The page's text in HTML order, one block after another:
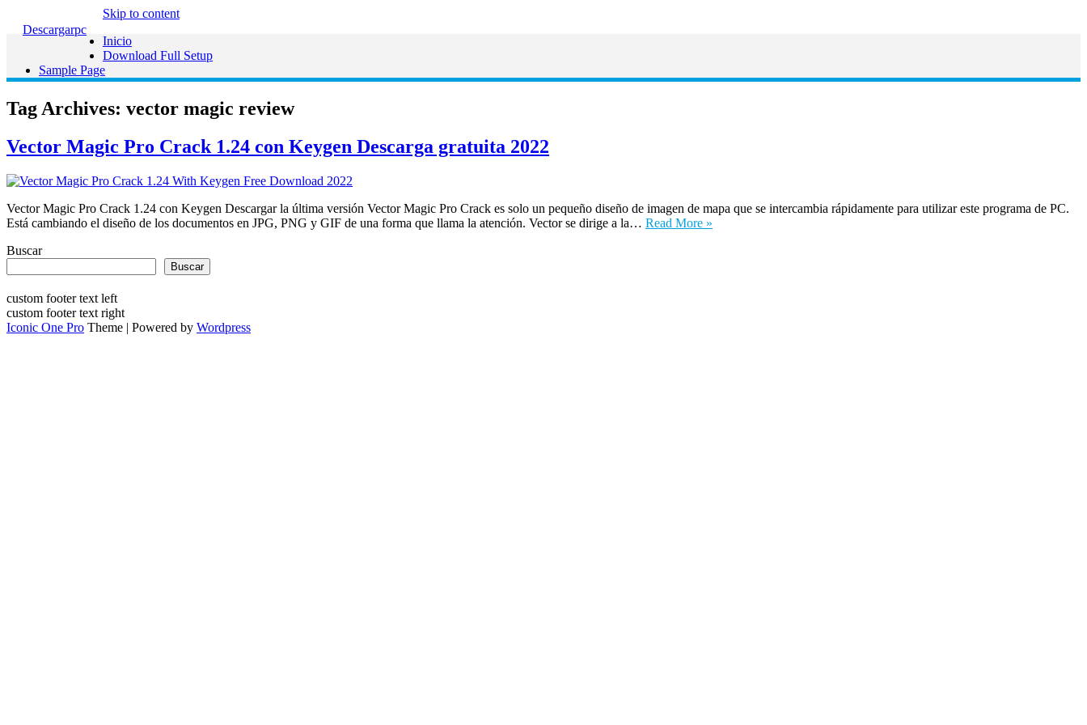
Descargarpc
Skip to content
Inicio
Download Full Setup
Sample Page
Tag Archives: vector magic review
Vector Magic Pro Crack 1.24 con Keygen Descarga gratuita 2022
Vector Magic Pro Crack 1.24 con Keygen Descargar la última versión Vector Magic Pro Crack es solo un pequeño diseño de imagen de mapa que se intercambia rápidamente para utilizar este programa de PC.
Está cambiando el diseño de los documentos en JPG, PNG y GIF de una forma que llama la atención. Vector se dirige a la… Read More »
Buscar
Buscar
custom footer text left
custom footer text right
Iconic One Pro Theme | Powered by Wordpress